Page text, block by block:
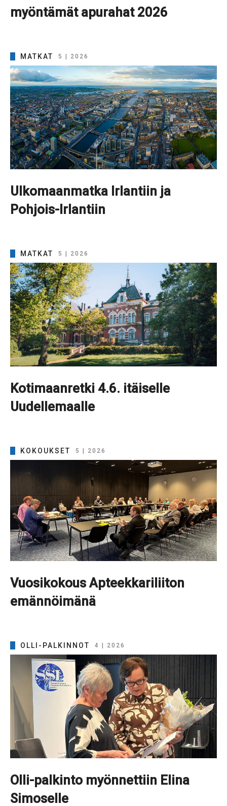
myöntämät apurahat 2026
MATKAT 5 | 2026
Ulkomaanmatka Irlantiin ja
Pohjois-Irlantiin
MATKAT 5 | 2026
Kotimaanretki 4.6. itäiselle
Uudellemaalle
KOKOUKSET 5 | 2026
Vuosikokous Apteekkariliiton
emännöimänä
OLLI-PALKINNOT 4 | 2026
Olli-palkinto myönnettiin Elina
Simoselle